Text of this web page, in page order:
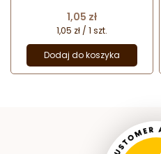
Cena
1,05 zł
1,05 zł / 1 szt.
Dodaj do koszyka